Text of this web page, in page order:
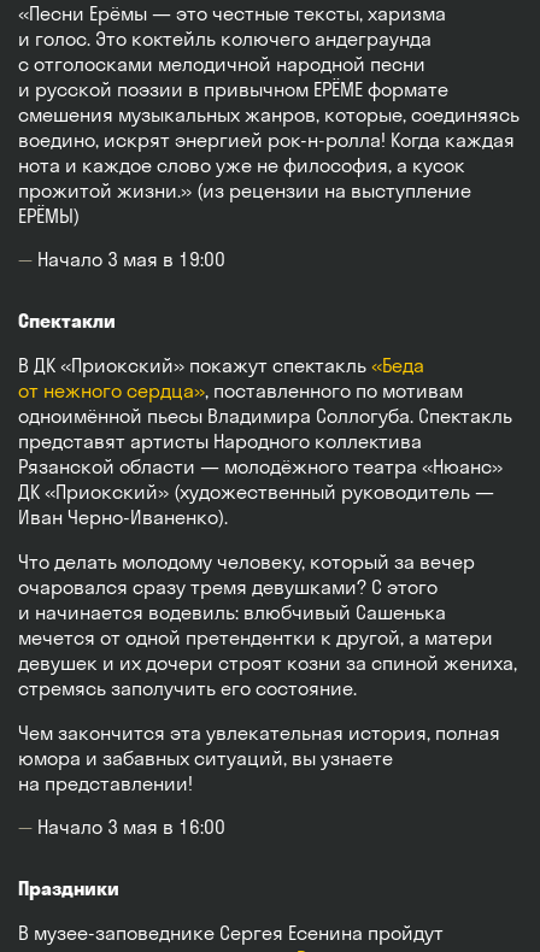
«Песни Ерёмы — это честные тексты, харизма
и голос. Это коктейль колючего андеграунда
с отголосками мелодичной народной песни
и русской поэзии в привычном ЕРЁМЕ формате
смешения музыкальных жанров, которые, соединяясь
воедино, искрят энергией рок-н-ролла! Когда каждая
нота и каждое слово уже не философия, а кусок
прожитой жизни.» (из рецензии на выступление
ЕРЁМЫ)
Начало 3 мая в 19:00
Спектакли
В ДК «Приокский» покажут спектакль «Беда
от нежного сердца», поставленного по мотивам
одноимённой пьесы Владимира Соллогуба. Спектакль
представят артисты Народного коллектива
Рязанской области — молодёжного театра «Нюанс»
ДК «Приокский» (художественный руководитель —
Иван Черно‑Иваненко).
Что делать молодому человеку, который за вечер
очаровался сразу тремя девушками? С этого
и начинается водевиль: влюбчивый Сашенька
мечется от одной претендентки к другой, а матери
девушек и их дочери строят козни за спиной жениха,
стремясь заполучить его состояние.
Чем закончится эта увлекательная история, полная
юмора и забавных ситуаций, вы узнаете
на представлении!
Начало 3 мая в 16:00
Праздники
В музее-заповеднике Сергея Есенина пройдут